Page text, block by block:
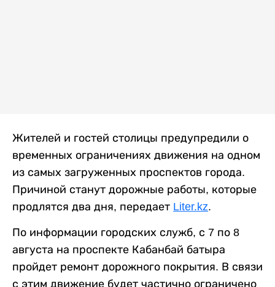
Жителей и гостей столицы предупредили о
временных ограничениях движения на одном
из самых загруженных проспектов города.
Причиной станут дорожные работы, которые
продлятся два дня, передает Liter.kz.
По информации городских служб, с 7 по 8
августа на проспекте Кабанбай батыра
пройдет ремонт дорожного покрытия. В связи
с этим движение будет частично ограничено